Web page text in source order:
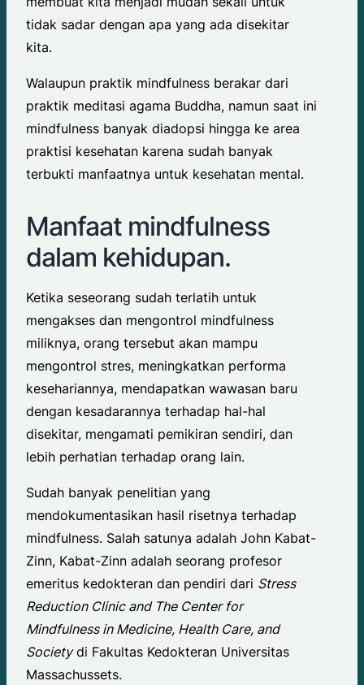
tidak sadar dengan apa yang ada disekitar
kita.
Walaupun praktik mindfulness berakar dari
praktik meditasi agama Buddha, namun saat ini
mindfulness banyak diadopsi hingga ke area
praktisi kesehatan karena sudah banyak
terbukti manfaatnya untuk kesehatan mental.
Manfaat mindfulness
dalam kehidupan.
Ketika seseorang sudah terlatih untuk
mengakses dan mengontrol mindfulness
miliknya, orang tersebut akan mampu
mengontrol stres, meningkatkan performa
kesehariannya, mendapatkan wawasan baru
dengan kesadarannya terhadap hal-hal
disekitar, mengamati pemikiran sendiri, dan
lebih perhatian terhadap orang lain.
Sudah banyak penelitian yang
mendokumentasikan hasil risetnya terhadap
mindfulness. Salah satunya adalah John Kabat-
Zinn, Kabat-Zinn adalah seorang profesor
emeritus kedokteran dan pendiri dari Stress
Reduction Clinic and The Center for
Mindfulness in Medicine, Health Care, and
Societydi Fakultas Kedokteran Universitas
Massachussets.